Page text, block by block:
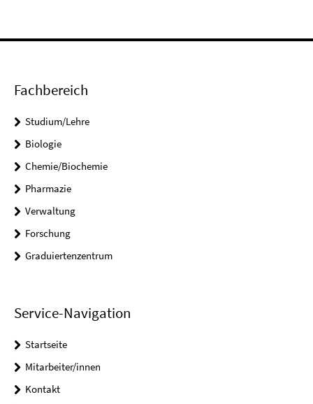
Fachbereich
Studium/Lehre
Biologie
Chemie/Biochemie
Pharmazie
Verwaltung
Forschung
Graduiertenzentrum
Service-Navigation
Startseite
Mitarbeiter/innen
Kontakt